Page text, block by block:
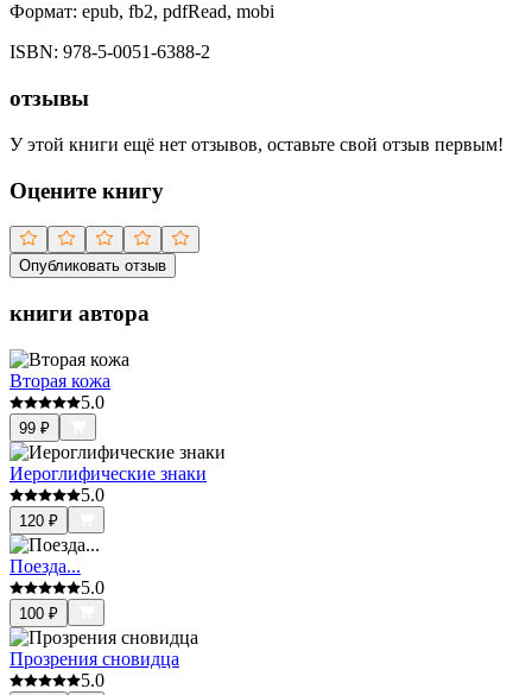
Формат: epub, fb2, pdfRead, mobi
ISBN: 978-5-0051-6388-2
отзывы
У этой книги ещё нет отзывов, оставьте свой отзыв первым!
Оцените книгу
Опубликовать отзыв
книги автора
Вторая кожа
5.0
99 ₽
Иероглифические знаки
5.0
120 ₽
Поезда...
5.0
100 ₽
Прозрения сновидца
5.0